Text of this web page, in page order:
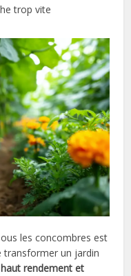
trop vite
les concombres est
transformer un jardin
rendement et